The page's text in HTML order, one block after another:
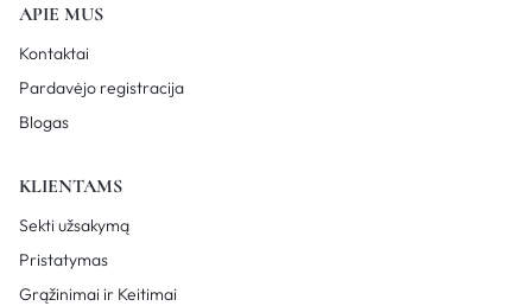
APIE MUS
Kontaktai
Pardavėjo registracija
Blogas
KLIENTAMS
Sekti užsakymą
Pristatymas
Grąžinimai ir Keitimai